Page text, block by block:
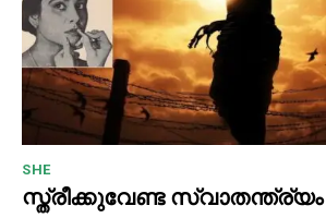
SHE
സ്ത്രീക്കുവേണ്ട സ്വാതന്ത്ര്യം